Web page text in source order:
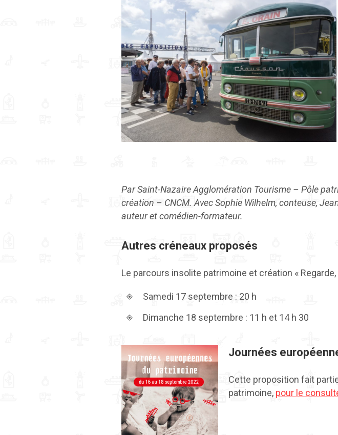
Par Saint-Nazaire Agglomération Tourisme – Pôle
création – CNCM. Avec Sophie Wilhelm, conteuse,
auteur et comédien-formateur.
Autres créneaux proposés
Le parcours insolite patrimoine et création «
Samedi 17 septembre : 20 h
Dimanche 18 septembre : 11 h et 14 h 30
Journées
Cette proposition fait
patrimoine, pour le